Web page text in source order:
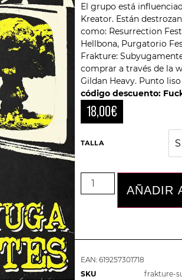
El grupo está
Kreator. Están
como: Resurrection
Hellbona, Purgatorio
Frakture:
comprar a través de la
Gildan Heavy. Punto
código descuento:
18,00€
TALLA S
AÑADIR
EAN: 619257301718
SKU
frakture-